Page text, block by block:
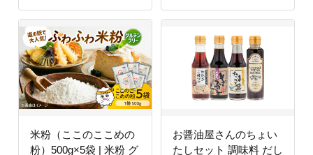
米粉（ここのここめの
粉）500g×5袋 | 米粉 グ
お醤油屋さんのちょい
たしセット 調味料 だし